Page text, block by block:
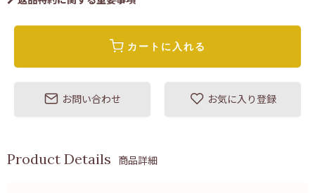
カートに入れる
お問い合わせ お気に入り登録
商品詳細